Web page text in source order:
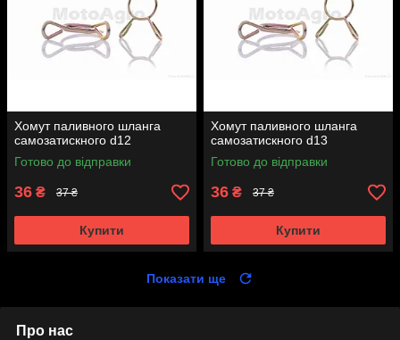
Хомут паливного шланга
самозатискного d12
Готово до відправки
36 ₴ 37 ₴
Купити
Хомут паливного шланга
самозатискного d13
Готово до відправки
36 ₴ 37 ₴
Купити
Показати ще
Про нас